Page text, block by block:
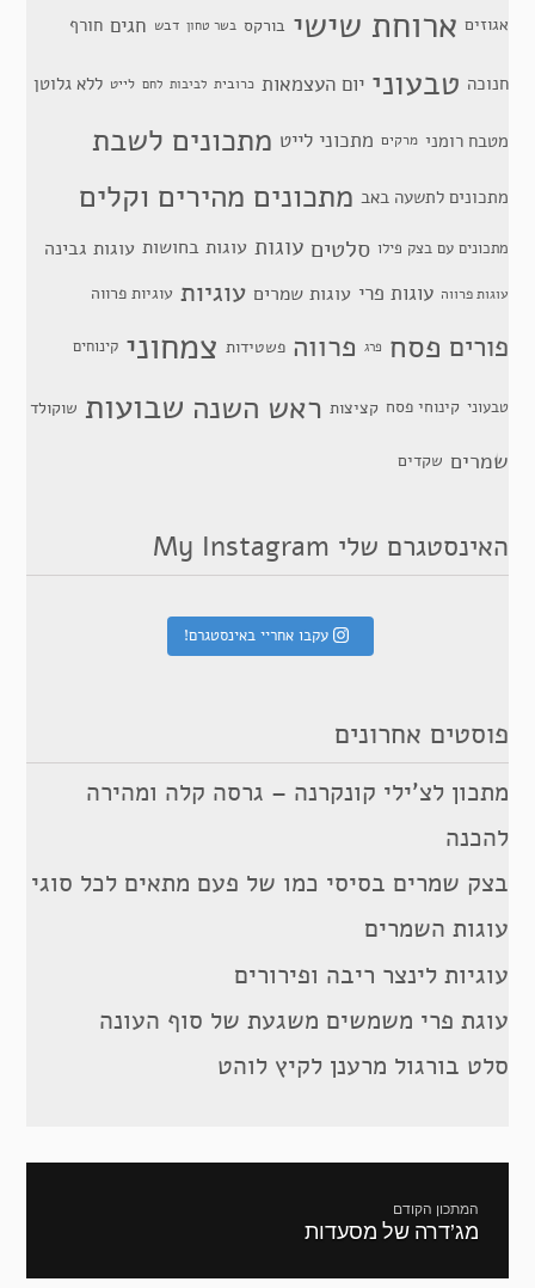
אגוזים ארוחת שישי בורקס בשר טחון דבש חגים חורף
חנוכה טבעוני יום העצמאות כרובית לביבות לחם לייט ללא גלוטן
מטבח רומני מרקים מתכוני לייט מתכונים לשבת
מתכונים לתשעה באב מתכונים מהירים וקלים
מתכונים עם בצק פילו סלטים עוגות עוגות בחושות עוגות גבינה
עוגות פרווה עוגות פרי עוגות שמרים עוגיות עוגיות פרווה
פורים פסח פרג פרווה פשטידות צמחוני קינוחים
טבעוני קינוחי פסח קציצות ראש השנה שבועות שוקולד
שמרים שקדים
האינסטגרם שלי My Instagram
עקבו אחריי באינסטגרם!
פוסטים אחרונים
מתכון לצ’ילי קונקרנה – גרסה קלה ומהירה
להכנה
בצק שמרים בסיסי כמו של פעם מתאים לכל סוגי
עוגות השמרים
עוגיות לינצר ריבה ופירורים
עוגת פרי משמשים משגעת של סוף העונה
סלט בורגול מרענן לקיץ לוהט
המתכון הקודם
מתכון
מג’דרה של מסעדות